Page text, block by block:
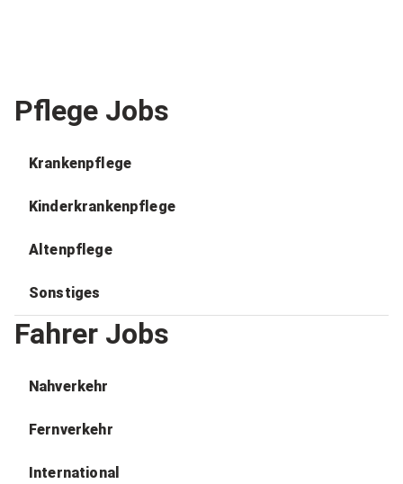
Pflege Jobs
Krankenpflege
Kinderkrankenpflege
Altenpflege
Sonstiges
Fahrer Jobs
Nahverkehr
Fernverkehr
International